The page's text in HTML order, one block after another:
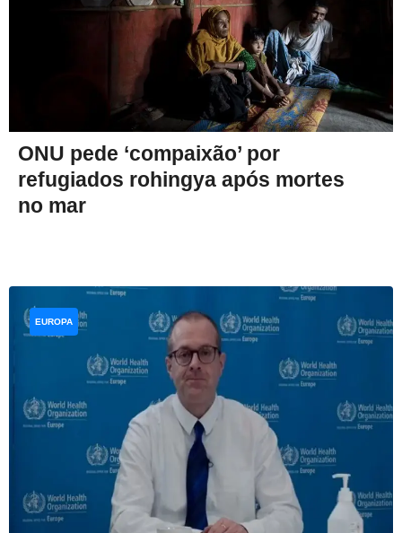
ONU pede ‘compaixão’ por
refugiados rohingya após mortes
no mar
EUROPA